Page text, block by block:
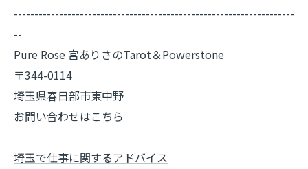
--------------------------------------------------------------------
--
Pure Rose 宮ありさのTarot＆Powerstone
〒344-0114
埼玉県春日部市東中野
お問い合わせはこちら
埼玉で仕事に関するアドバイス